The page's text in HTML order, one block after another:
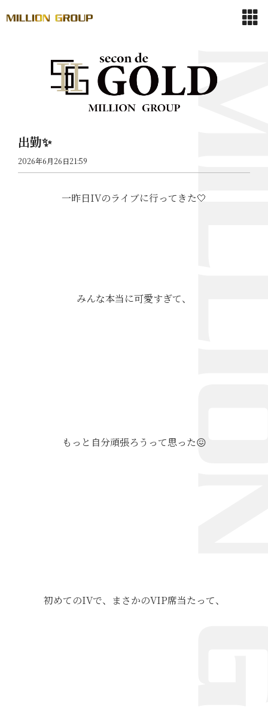
出勤✨
2026年6月26日21:59
一昨日IVのライブに行ってきた🤍
みんな本当に可愛すぎて、
もっと自分頑張ろうって思った😖
初めてのIVで、まさかのVIP席当たって、